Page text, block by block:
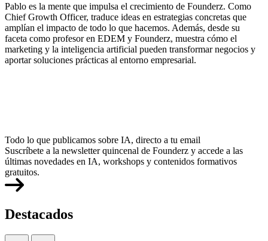
Pablo es la mente que impulsa el crecimiento de Founderz. Como
Chief Growth Officer, traduce ideas en estrategias concretas que
amplían el impacto de todo lo que hacemos. Además, desde su
faceta como profesor en EDEM y Founderz, muestra cómo el
marketing y la inteligencia artificial pueden transformar negocios y
aportar soluciones prácticas al entorno empresarial.
Todo lo que publicamos sobre IA, directo a tu email
Suscríbete a la newsletter quincenal de Founderz y accede a las
últimas novedades en IA, workshops y contenidos formativos
gratuitos.
Destacados